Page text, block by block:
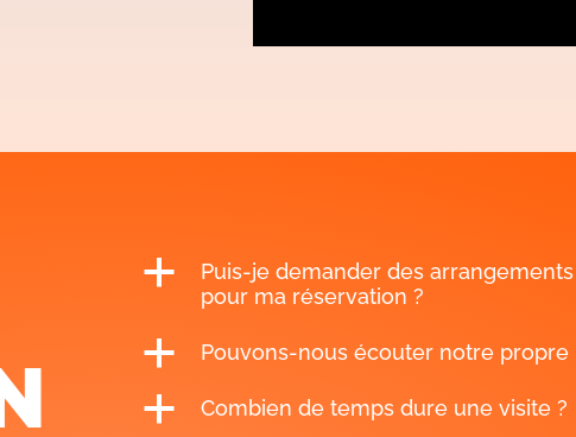
a Pouvons-nous écouter notre propre
a Combien de temps dure une visite ?
a
Comment recevrai-je la confirmation